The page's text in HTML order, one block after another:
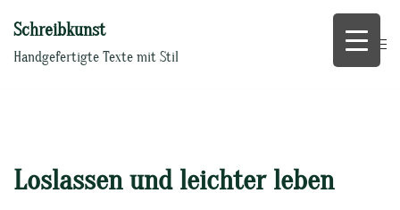
Inhalt
springen
Schreibkunst
Handgefertigte Texte mit Stil
Loslassen und leichter leben